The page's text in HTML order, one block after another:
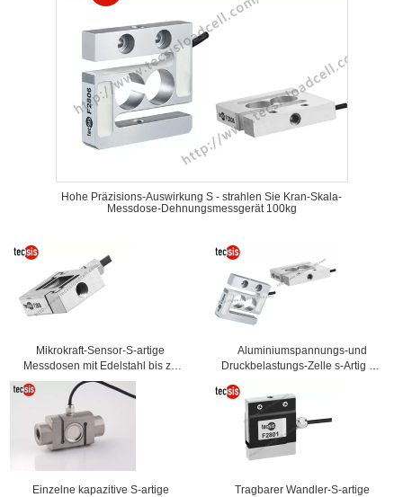
Hohe Präzisions-Auswirkung S - strahlen Sie Kran-Skala-
Messdose-Dehnungsmessgerät 100kg
Mikrokraft-Sensor-S-artige
Messdosen mit Edelstahl bis zu
200kg, einfache Struktur
Aluminiumspannungs-und
Druckbelastungs-Zelle s-Artig mit
der hohen Kapazität 1kg zu 200kg
Einzelne kapazitive S-artige
Tragbarer Wandler-S-artige